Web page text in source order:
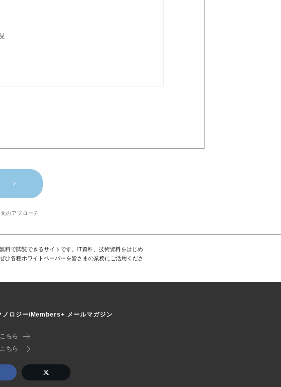
のアプローチ
料で閲覧できるサイトです。IT資料、技術資料をはじめ
ひ各種ホワイトペーパーを皆さまの業務にご活用くださ
ノロジー/Members+ メールマガジン
ちら
ちら